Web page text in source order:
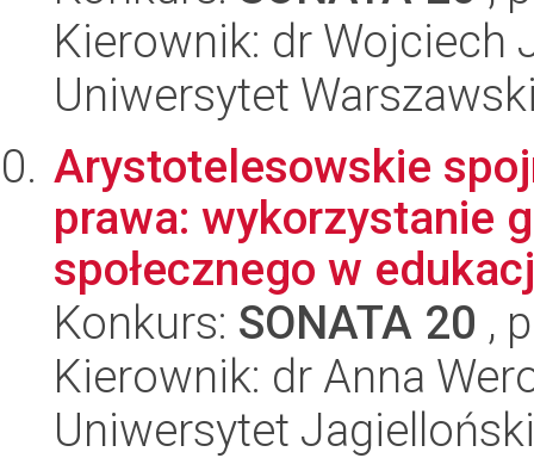
Kierownik: dr Wojciech
Uniwersytet
Arystotelesowskie
prawa: wykorzystanie
społecznego w
Konkurs: SONATA 20 ,
Kierownik: dr Anna
Uniwersytet Jagielloński